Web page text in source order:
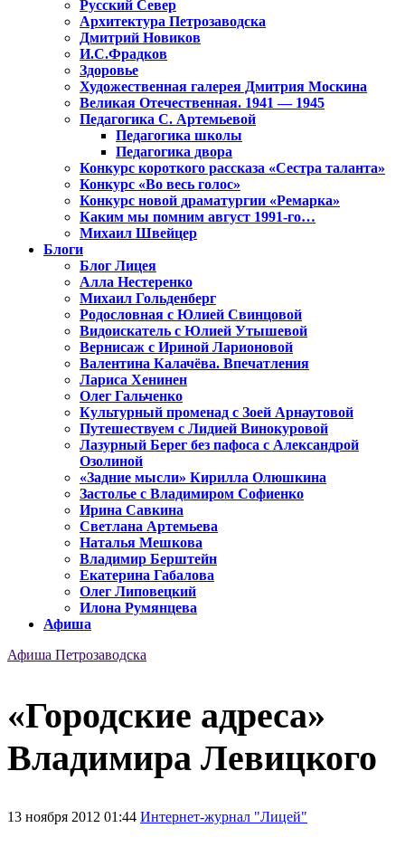
Русский Север
Архитектура Петрозаводска
Дмитрий Новиков
И.С.Фрадков
Здоровье
Художественная галерея Дмитрия Москина
Великая Отечественная. 1941 — 1945
Педагогика С. Артемьевой
Педагогика школы
Педагогика двора
Конкурс короткого рассказа «Сестра таланта»
Конкурс «Во весь голос»
Конкурс новой драматургии «Ремарка»
Каким мы помним август 1991-го…
Михаил Швейцер
Блоги
Блог Лицея
Алла Нестеренко
Михаил Гольденберг
Родословная с Юлией Свинцовой
Видоискатель с Юлией Утышевой
Вернисаж с Ириной Ларионовой
Валентина Калачёва. Впечатления
Лариса Хенинен
Олег Гальченко
Культурный променад с Зоей Арнаутовой
Путешествуем с Лидией Винокуровой
Лазурный Берег без пафоса с Александрой
Озолиной
«Задние мысли» Кирилла Олюшкина
Застолье с Владимиром Софиенко
Ирина Савкина
Светлана Артемьева
Наталья Мешкова
Владимир Берштейн
Екатерина Габалова
Олег Липовецкий
Илона Румянцева
Афиша
Афиша Петрозаводска
«Городские адреса»
Владимира Левицкого
13 ноября 2012 01:44 Интернет-журнал "Лицей"